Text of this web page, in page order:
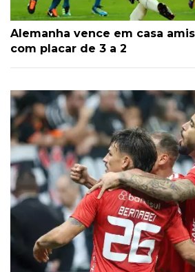
Alemanha vence em casa
com placar de 3 a 2